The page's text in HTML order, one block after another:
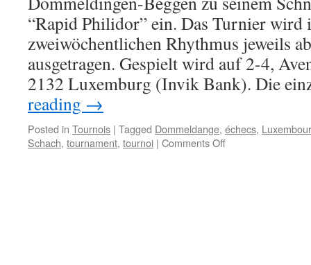
“Rapid Philidor” ein. Das Turnier wird
zweiwöchentlichen Rhythmus jeweils
ausgetragen. Gespielt wird auf 2-4,
2132 Luxemburg (Invik Bank). Die
reading →
Posted in Tournois | Tagged Dommeldange, échecs,
Schach, tournament, tournoi | Comments Offon